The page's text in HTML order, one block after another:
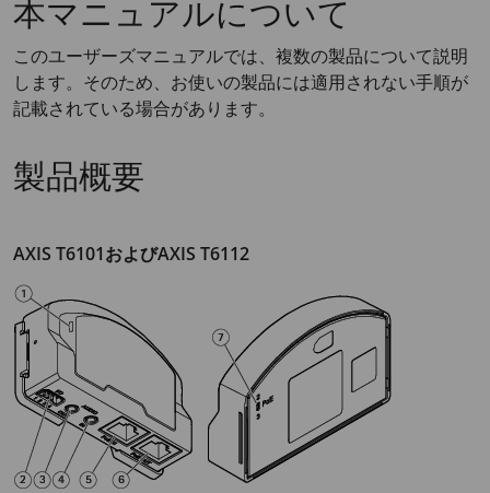
本マニュアルについて
このユーザーズマニュアルでは、複数の製品について説明
します。そのため、お使いの製品には適用されない手順が
記載されている場合があります。
製品概要
AXIS T6101およびAXIS T6112